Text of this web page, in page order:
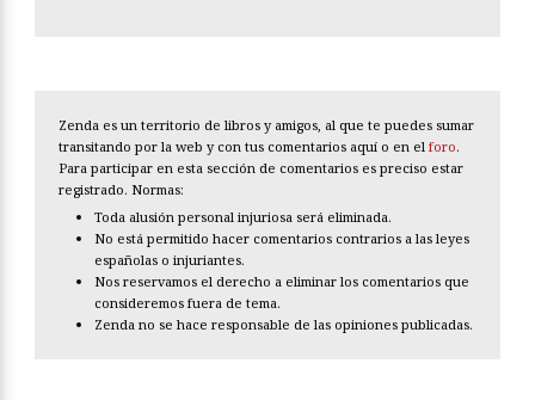
Zenda es un territorio de libros y amigos, al que te puedes sumar
transitando por la web y con tus comentarios aquí o en el foro.
Para participar en esta sección de comentarios es preciso estar
registrado. Normas:
Toda alusión personal injuriosa será eliminada.
No está permitido hacer comentarios contrarios a las leyes
españolas o injuriantes.
Nos reservamos el derecho a eliminar los comentarios que
consideremos fuera de tema.
Zenda no se hace responsable de las opiniones publicadas.